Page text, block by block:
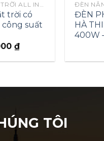
ĐÈN NĂNG LƯỢNG MẶT TRỜI ALL IN ONE
trời có
công suất
₫
ĐÈN
HÀ
400W
TÔI